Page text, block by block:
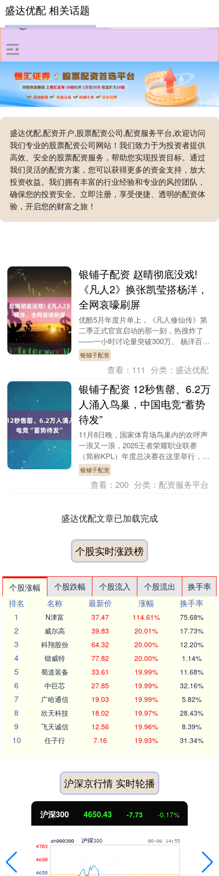
盛达优配,配资开户,股票配资公司,配资服务平台,欢迎访问
我们专业的股票配资公司网站！我们致力于为投资者提供
高效、安全的股票配资服务，帮助您实现投资目标。通过
我们灵活的配资方案，您可以获得更多的资金支持，放大
投资收益。我们拥有丰富的行业经验和专业的风控团队，
确保您的投资安全。立即注册，享受便捷、透明的配资体
验，开启您的财富之旅！
盛达优配 相关话题
银铺子配资 赵晴彻底没戏!
《凡人2》换张凯莹搭杨洋，
全网哀嚎刷屏
优酷5月年度片单上，《凡人修仙传》第
二季正式官宣启动的那一刻，热搜炸了
——一小时讨论量突破300万。 杨洋百分
百回归演韩立这件事，本该是全网最开心
的定心丸，可紧....
银铺子配资
查看： 111 分类： 盛达优配
银铺子配资 12秒售罄、6.2万
人涌入鸟巢，中国电竞“蓄势
待发”
11月8日晚，国家体育场鸟巢内的欢呼声
一浪又一浪，2025王者荣耀职业联赛
（简称KPL）年度总决赛在这里举行，最
终成都AG超玩会以4:2的比分击败重庆狼
队，成为....
银铺子配资
查看：200 分类： 配资服务平台
盛达优配文章已加载完成
个股实时涨跌榜
个股涨幅 个股跌幅 个股流入 个股流出
换手率
排名
名称 最新价 涨幅
换手率
1
N津富 37.47 114.61% 75.68%
2 威尔高 39.83 20.01% 17.73%
3 科翔股份 64.32 20.00% 12.20%
4 锴威特 77.82 20.00% 1.14%
5 蜀道装备 33.61 19.99% 11.68%
6 中巨芯 27.85 19.99% 32.16%
7 广哈通信 19.03 19.99% 5.82%
8 欣天科技 18.02 19.97% 28.43%
9 飞天诚信 12.56 19.96% 8.39%
10 任子行 7.16 19.93% 31.34%
沪深京行情 实时轮播
北证50 1121.74 2.29